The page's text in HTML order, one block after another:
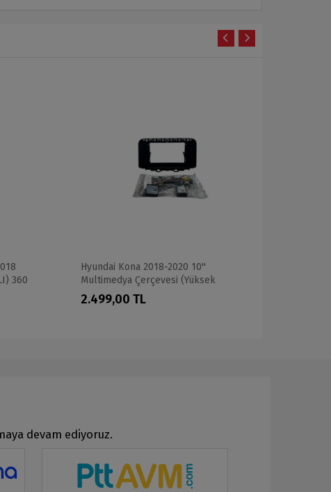
360
Hyundai Kona 2018-2020 10''
Multimedya Çerçevesi (Yüksek
kalite)
2.499,00 TL
devam ediyoruz.